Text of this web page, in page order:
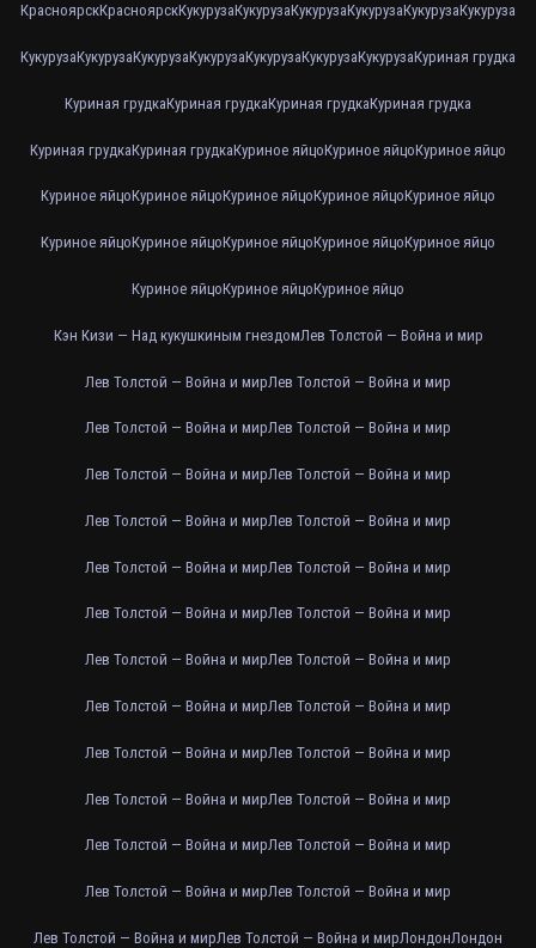
КрасноярскКрасноярскКукурузаКукурузаКукурузаКукурузаКукурузаКукуруза
КукурузаКукурузаКукурузаКукурузаКукурузаКукурузаКукурузаКуриная грудка
Куриная грудкаКуриная грудкаКуриная грудкаКуриная грудка
Куриная грудкаКуриная грудкаКуриное яйцоКуриное яйцоКуриное яйцо
Куриное яйцоКуриное яйцоКуриное яйцоКуриное яйцоКуриное яйцо
Куриное яйцоКуриное яйцоКуриное яйцоКуриное яйцоКуриное яйцо
Куриное яйцоКуриное яйцоКуриное яйцо
Кэн Кизи — Над кукушкиным гнездомЛев Толстой — Война и мир
Лев Толстой — Война и мирЛев Толстой — Война и мир
Лев Толстой — Война и мирЛев Толстой — Война и мир
Лев Толстой — Война и мирЛев Толстой — Война и мир
Лев Толстой — Война и мирЛев Толстой — Война и мир
Лев Толстой — Война и мирЛев Толстой — Война и мир
Лев Толстой — Война и мирЛев Толстой — Война и мир
Лев Толстой — Война и мирЛев Толстой — Война и мир
Лев Толстой — Война и мирЛев Толстой — Война и мир
Лев Толстой — Война и мирЛев Толстой — Война и мир
Лев Толстой — Война и мирЛев Толстой — Война и мир
Лев Толстой — Война и мирЛев Толстой — Война и мир
Лев Толстой — Война и мирЛев Толстой — Война и мир
Лев Толстой — Война и мирЛев Толстой — Война и мирЛондонЛондон